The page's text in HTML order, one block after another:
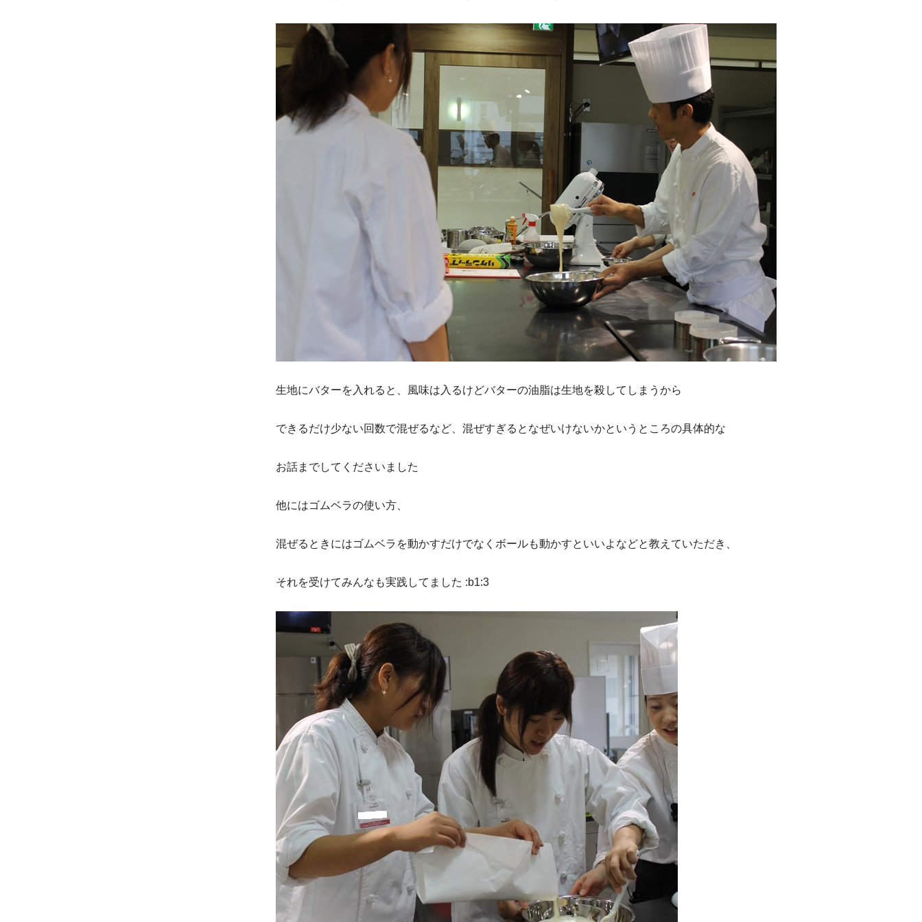
生地にバターを入れると、風味は入るけどバターの油脂は生地を殺してしまうから
できるだけ少ない回数で混ぜるなど、混ぜすぎるとなぜいけないかというところの具体的な
お話までしてくださいました
他にはゴムベラの使い方、
混ぜるときにはゴムベラを動かすだけでなくボールも動かすといいよなどと教えていただき、
それを受けてみんなも実践してました :b1:3